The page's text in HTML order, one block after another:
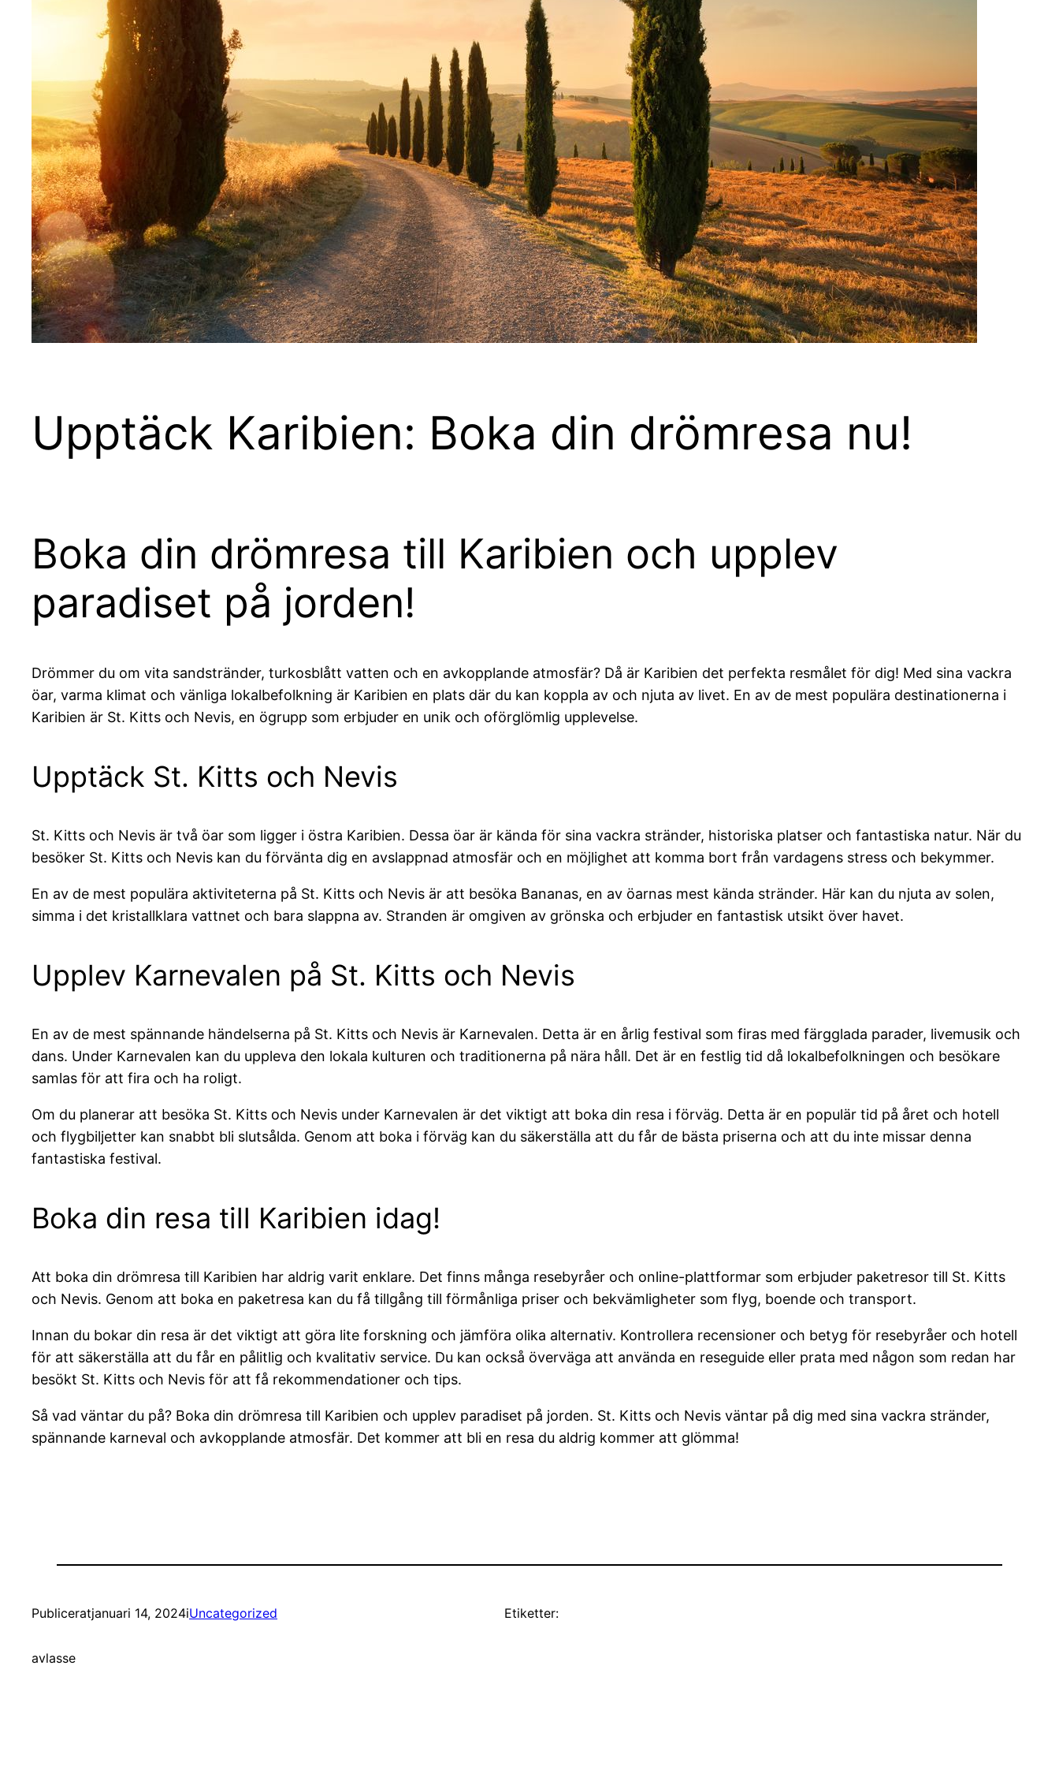
Upptäck Karibien: Boka din drömresa nu!
Boka din drömresa till Karibien och upplev
paradiset på jorden!
Drömmer du om vita sandstränder, turkosblått vatten och en avkopplande atmosfär? Då är Karibien det perfekta resmålet för dig! Med sina vackra
öar, varma klimat och vänliga lokalbefolkning är Karibien en plats där du kan koppla av och njuta av livet. En av de mest populära destinationerna i
Karibien är St. Kitts och Nevis, en ögrupp som erbjuder en unik och oförglömlig upplevelse.
Upptäck St. Kitts och Nevis
St. Kitts och Nevis är två öar som ligger i östra Karibien. Dessa öar är kända för sina vackra stränder, historiska platser och fantastiska natur. När du
besöker St. Kitts och Nevis kan du förvänta dig en avslappnad atmosfär och en möjlighet att komma bort från vardagens stress och bekymmer.
En av de mest populära aktiviteterna på St. Kitts och Nevis är att besöka Bananas, en av öarnas mest kända stränder. Här kan du njuta av solen,
simma i det kristallklara vattnet och bara slappna av. Stranden är omgiven av grönska och erbjuder en fantastisk utsikt över havet.
Upplev Karnevalen på St. Kitts och Nevis
En av de mest spännande händelserna på St. Kitts och Nevis är Karnevalen. Detta är en årlig festival som firas med färgglada parader, livemusik och
dans. Under Karnevalen kan du uppleva den lokala kulturen och traditionerna på nära håll. Det är en festlig tid då lokalbefolkningen och besökare
samlas för att fira och ha roligt.
Om du planerar att besöka St. Kitts och Nevis under Karnevalen är det viktigt att boka din resa i förväg. Detta är en populär tid på året och hotell
och flygbiljetter kan snabbt bli slutsålda. Genom att boka i förväg kan du säkerställa att du får de bästa priserna och att du inte missar denna
fantastiska festival.
Boka din resa till Karibien idag!
Att boka din drömresa till Karibien har aldrig varit enklare. Det finns många resebyråer och online-plattformar som erbjuder paketresor till St. Kitts
och Nevis. Genom att boka en paketresa kan du få tillgång till förmånliga priser och bekvämligheter som flyg, boende och transport.
Innan du bokar din resa är det viktigt att göra lite forskning och jämföra olika alternativ. Kontrollera recensioner och betyg för resebyråer och hotell
för att säkerställa att du får en pålitlig och kvalitativ service. Du kan också överväga att använda en reseguide eller prata med någon som redan har
besökt St. Kitts och Nevis för att få rekommendationer och tips.
Så vad väntar du på? Boka din drömresa till Karibien och upplev paradiset på jorden. St. Kitts och Nevis väntar på dig med sina vackra stränder,
spännande karneval och avkopplande atmosfär. Det kommer att bli en resa du aldrig kommer att glömma!
Publiceratjanuari 14, 2024iUncategorized
avlasse
Etiketter: